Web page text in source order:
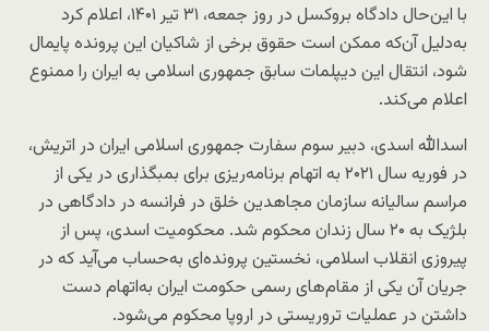
با این‌حال دادگاه بروکسل در روز جمعه، ۳۱ تیر ۱۴۰۱، اعلام کرد
به‌دلیل آن‌که ممکن است حقوق برخی از شاکیان این پرونده پایمال
شود، انتقال این دیپلمات سابق جمهوری اسلامی به ایران را ممنوع
اعلام می‌کند.
اسدالله اسدی، دبیر سوم سفارت جمهوری اسلامی ایران در اتریش،
در فوریه سال ۲۰۲۱ به اتهام برنامه‌ریزی برای بمبگذاری در یکی از
مراسم سالیانه سازمان مجاهدین خلق در فرانسه در دادگاهی در
بلژیک به ۲۰ سال زندان محکوم شد. محکومیت اسدی، پس از
پیروزی انقلاب اسلامی، نخستین پرونده‌ای به‌حساب می‌آید که در
جریان آن یکی از مقام‌های رسمی حکومت ایران به‌اتهام دست
داشتن در عملیات تروریستی در اروپا محکوم می‌شود.